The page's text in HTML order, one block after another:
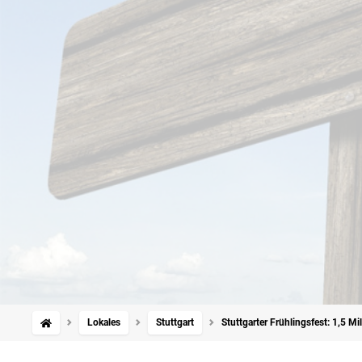
Lokales Stuttgart Stuttgarter Frühlingsfest: 1,5